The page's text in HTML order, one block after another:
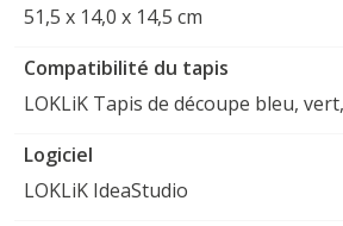
51,5 x 14,0 x 14,5 cm
Compatibilité du tapis
LOKLiK Tapis de découpe bleu,
Logiciel
LOKLiK IdeaStudio